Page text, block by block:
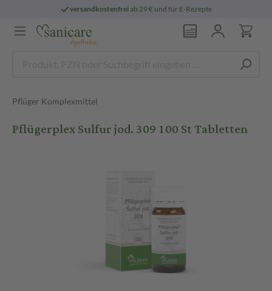
versandkostenfreiab 29 € und für E-Rezepte
Pflüger Komplexmittel
Pflügerplex Sulfur jod. 309 100 St Tabletten